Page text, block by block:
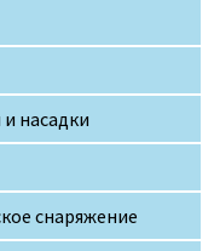
насадки
снаряжение